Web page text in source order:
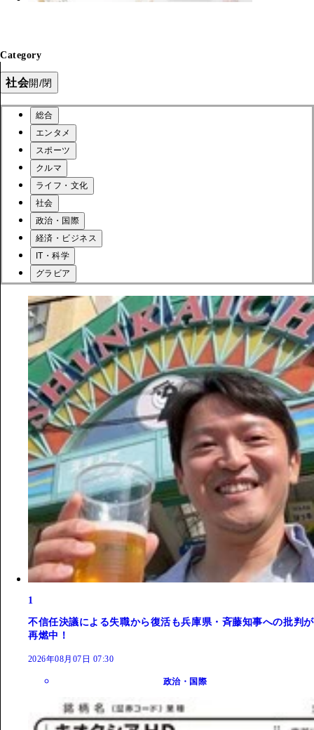
Category
社会開/閉
総合
エンタメ
スポーツ
クルマ
ライフ・文化
社会
政治・国際
経済・ビジネス
IT・科学
グラビア
1
不信任決議による失職から復活も兵庫県・斉藤知事への批判が
再燃中！
2026年08月07日 07:30
政治・国際